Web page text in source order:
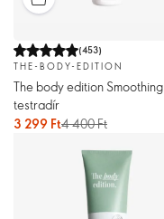
(453)
THE-BODY-EDITION
The body edition Smoothing
testradír
3 299 Ft4 400 Ft